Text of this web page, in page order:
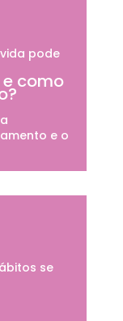
como
pode
e o
se